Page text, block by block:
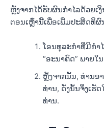
ຫຼັງ​ຈາກ​ໄດ້​ຮັບ​ຜົນ​ກໍາ​ໄລ​ດ້ວຍ​ເ
ຕອນ​ເຫຼົ່າ​ນີ້​ເພື່ອ​ເພີ່ມ​ປະ​ສິດ​ທິ​
ໂອນທຸລະກໍາທີ່ມີກໍາ
“ອະນາຄົດ” ພາຍໃ
ຫຼັງຈາກນັ້ນ, ທ່ານອ
ທ່ານ, ດັ່ງນັ້ນຈຶ່ງເຮັ
ທ່ານ.